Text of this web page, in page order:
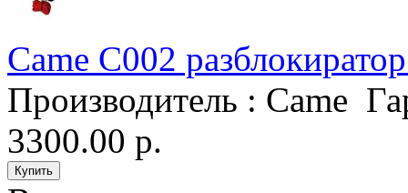
Came C002
Производитель : Came
3300.00 р.